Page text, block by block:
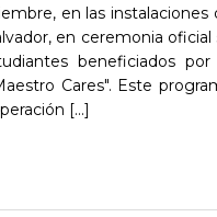
en las instalaciones
en ceremonia oficial
beneficiados por
Cares". Este
[...]